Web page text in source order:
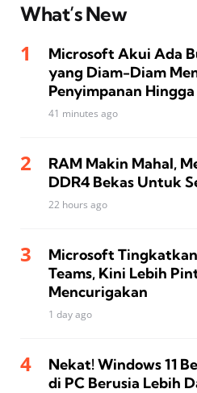
What’s New
Microsoft Akui Ada
yang Diam-Diam
Penyimpanan
41 minutes ago
RAM Makin Mahal,
DDR4 Bekas Untuk
22 hours ago
Microsoft
Teams, Kini Lebih
Mencurigakan
1 day ago
Nekat! Windows 11
di PC Berusia Lebih